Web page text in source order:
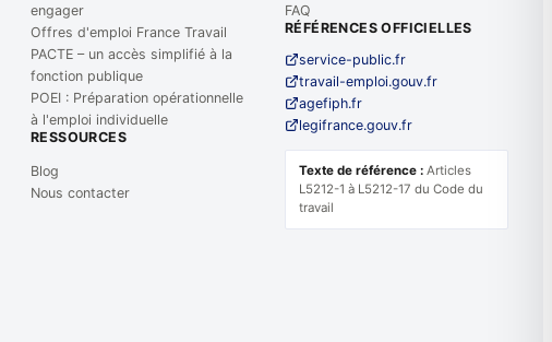
engager
Offres d'emploi France Travail
PACTE – un accès simplifié à la
fonction publique
POEI : Préparation opérationnelle
à l'emploi individuelle
RESSOURCES
Blog
Nous contacter
FAQ
RÉFÉRENCES OFFICIELLES
service-public.fr
travail-emploi.gouv.fr
agefiph.fr
legifrance.gouv.fr
Texte de référence : Articles
L5212-1 à L5212-17 du Code du
travail